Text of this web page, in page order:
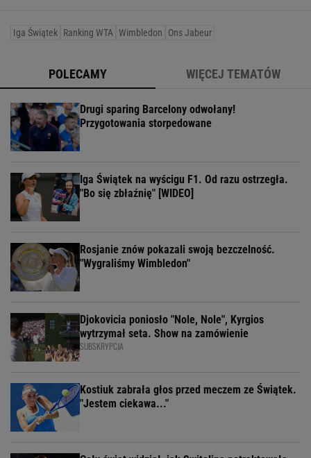
Iga Świątek Ranking WTA Wimbledon Ons Jabeur
POLECAMY WIĘCEJ TEMATÓW
Drugi sparing Barcelony odwołany!
Przygotowania storpedowane
Iga Świątek na wyścigu F1. Od razu ostrzegła.
"Bo się zbłaźnię" [WIDEO]
Rosjanie znów pokazali swoją bezczelność.
"Wygraliśmy Wimbledon"
Djokovicia poniosło "Nole, Nole", Kyrgios
wytrzymał seta. Show na zamówienie
SUBSKRYPCJA
Kostiuk zabrała głos przed meczem ze Świątek.
"Jestem ciekawa..."